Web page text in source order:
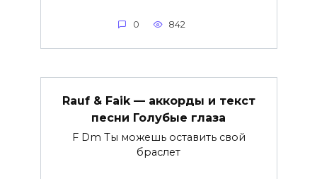
0 842
Rauf & Faik — аккорды и текст
песни Голубые глаза
F Dm Ты можешь оставить свой
браслет